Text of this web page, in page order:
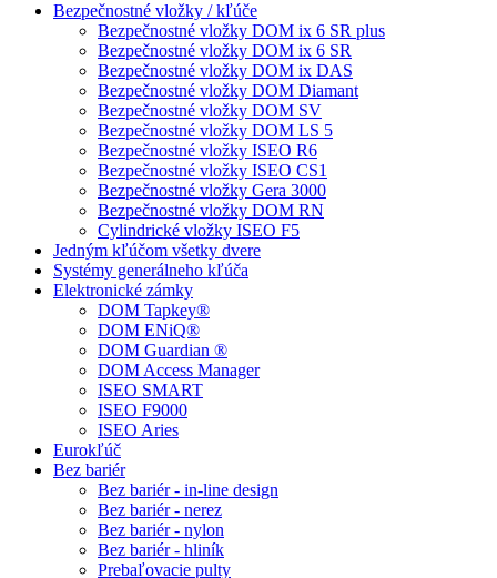
Bezpečnostné vložky / kľúče
Bezpečnostné vložky DOM ix 6 SR plus
Bezpečnostné vložky DOM ix 6 SR
Bezpečnostné vložky DOM ix DAS
Bezpečnostné vložky DOM Diamant
Bezpečnostné vložky DOM SV
Bezpečnostné vložky DOM LS 5
Bezpečnostné vložky ISEO R6
Bezpečnostné vložky ISEO CS1
Bezpečnostné vložky Gera 3000
Bezpečnostné vložky DOM RN
Cylindrické vložky ISEO F5
Jedným kľúčom všetky dvere
Systémy generálneho kľúča
Elektronické zámky
DOM Tapkey®
DOM ENiQ®
DOM Guardian ®
DOM Access Manager
ISEO SMART
ISEO F9000
ISEO Aries
Eurokľúč
Bez bariér
Bez bariér - in-line design
Bez bariér - nerez
Bez bariér - nylon
Bez bariér - hliník
Prebaľovacie pulty